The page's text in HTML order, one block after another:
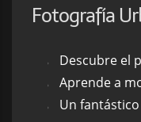
Descubre el partido
Aprende a
Un fantástico libro